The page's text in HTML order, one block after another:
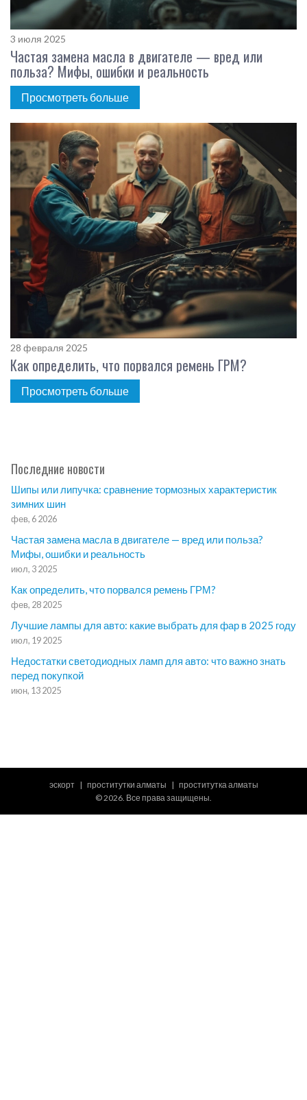
3 июля 2025
Частая замена масла в двигателе — вред или
польза? Мифы, ошибки и реальность
Просмотреть больше
28 февраля 2025
Как определить, что порвался ремень ГРМ?
Просмотреть больше
Последние новости
Шипы или липучка: сравнение тормозных характеристик
зимних шин
фев, 6 2026
Частая замена масла в двигателе — вред или польза?
Мифы, ошибки и реальность
июл, 3 2025
Как определить, что порвался ремень ГРМ?
фев, 28 2025
Лучшие лампы для авто: какие выбрать для фар в 2025 году
июл, 19 2025
Недостатки светодиодных ламп для авто: что важно знать
перед покупкой
июн, 13 2025
эскорт проститутки алматы
проститутка алматы
© 2026. Все права защищены.